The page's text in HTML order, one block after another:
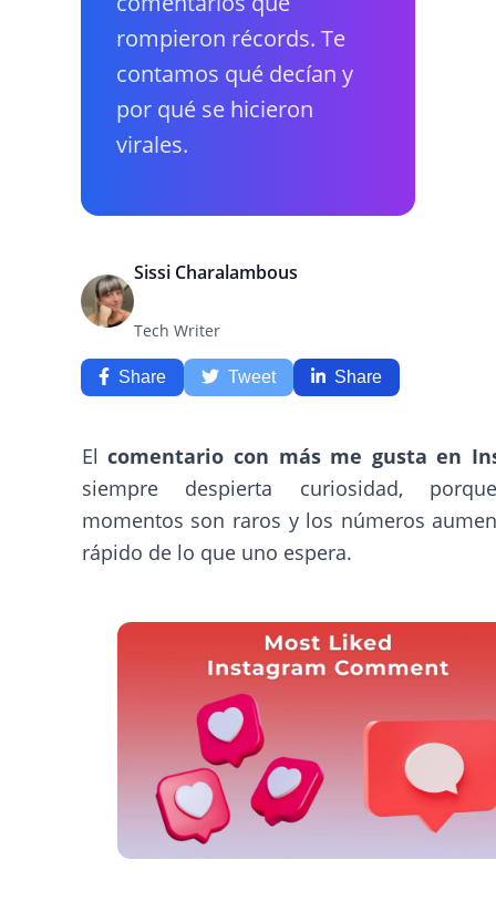
rompieron récords. Te
contamos qué decían y
por qué se hicieron
virales.
Sissi Charalambous
Tech Writer
Share Tweet Share
Elcomentario con más me gusta en
siempre despierta curiosidad,
momentos son raros y los números
rápido de lo que uno espera.